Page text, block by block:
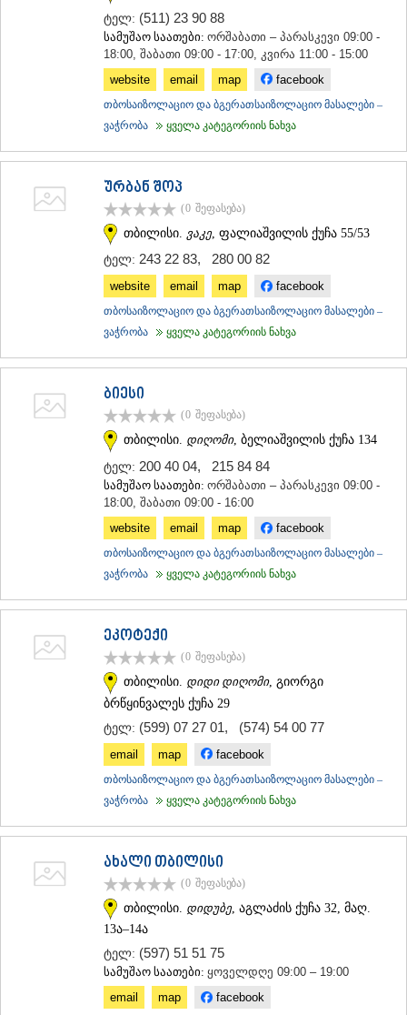
ტელ: (511) 23 90 88
სამუშაო საათები: ორშაბათი – პარასკევი 09:00 -
18:00, შაბათი 09:00 - 17:00, კვირა 11:00 - 15:00
website
email map facebook
თბოსაიზოლაციო და ბგერათსაიზოლაციო მასალები –
ვაჭრობა
ყველა კატეგორიის ნახვა
ურბან შოპ
(0 შეფასება)
თბილისი. ვაკე , ფალიაშვილის ქუჩა 55/53
ტელ: 243 22 83, 280 00 82
website email map facebook
თბოსაიზოლაციო და ბგერათსაიზოლაციო მასალები –
ვაჭრობა
ყველა კატეგორიის ნახვა
ბიესი
(0 შეფასება)
თბილისი. დიღომი, ბელიაშვილის ქუჩა 134
ტელ: 200 40 04, 215 84 84
სამუშაო საათები: ორშაბათი – პარასკევი 09:00 -
18:00, შაბათი 09:00 - 16:00
website
email map facebook
თბოსაიზოლაციო და ბგერათსაიზოლაციო მასალები –
ვაჭრობა
ყველა კატეგორიის ნახვა
ეკოტექი
(0 შეფასება)
თბილისი. დიდი დიღომი, გიორგი
ბრწყინვალეს ქუჩა 29
ტელ: (599) 07 27 01, (574) 54 00 77
email map facebook
თბოსაიზოლაციო და ბგერათსაიზოლაციო მასალები –
ვაჭრობა
ყველა კატეგორიის ნახვა
ახალი თბილისი
(0 შეფასება)
თბილისი. დიდუბე , აგლაძის ქუჩა 32, მაღ.
13ა–14ა
ტელ: (597) 51 51 75
სამუშაო საათები: ყოველდღე 09:00 – 19:00
email
map facebook